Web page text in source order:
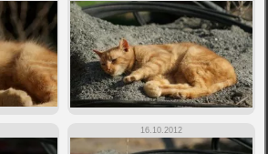
16.10.2012